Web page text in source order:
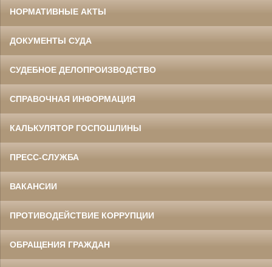
НОРМАТИВНЫЕ АКТЫ
ДОКУМЕНТЫ СУДА
СУДЕБНОЕ ДЕЛОПРОИЗВОДСТВО
СПРАВОЧНАЯ ИНФОРМАЦИЯ
КАЛЬКУЛЯТОР ГОСПОШЛИНЫ
ПРЕСС-СЛУЖБА
ВАКАНСИИ
ПРОТИВОДЕЙСТВИЕ КОРРУПЦИИ
ОБРАЩЕНИЯ ГРАЖДАН